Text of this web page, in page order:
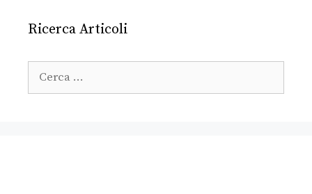
Ricerca Articoli